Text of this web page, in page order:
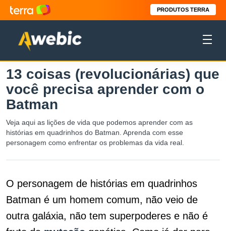
PRODUTOS TERRA
13 coisas (revolucionárias) que
você precisa aprender com o
Batman
Veja aqui as lições de vida que podemos aprender com as
histórias em quadrinhos do Batman. Aprenda com esse
personagem como enfrentar os problemas da vida real.
O personagem de histórias em quadrinhos
Batman é um homem comum, não veio de
outra galáxia, não tem superpoderes e não é